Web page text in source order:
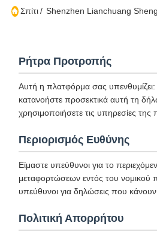
Σπίτι/ Shenzhen Lianchuang
Ρήτρα Προτροπής
Αυτή η πλατφόρμα σας υπενθυμίζει:
κατανοήστε προσεκτικά αυτή τη
χρησιμοποιήσετε τις υπηρεσίες της
Περιορισμός Ευθύνης
Είμαστε υπεύθυνοι για το
μεταφορτώσεων εντός του νομικού
υπεύθυνοι για δηλώσεις που κάνουν
Πολιτική Απορρήτου